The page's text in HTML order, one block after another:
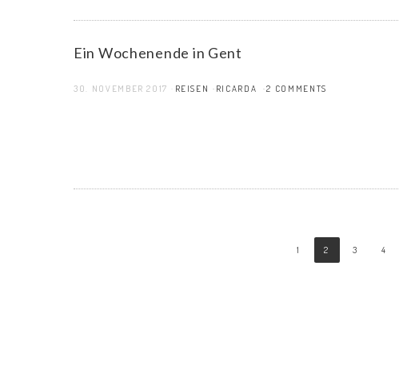
Ein Wochenende in Gent
30. NOVEMBER 2017 REISEN RICARDA 2 COMMENTS
1 2 3 4